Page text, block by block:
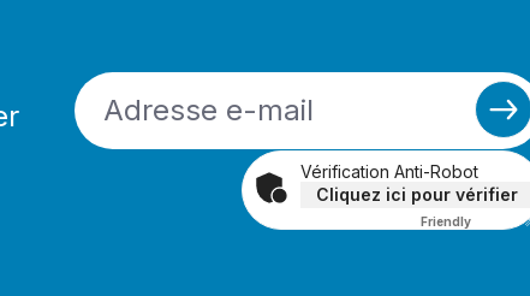
Vérification Anti-Robot
Cliquez ici pour vérifier
FriendlyCaptcha